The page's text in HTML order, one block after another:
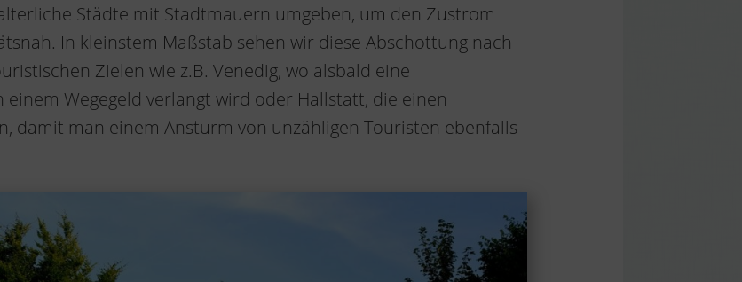
Städte mit Stadtmauern umgeben, um den Zustrom
In kleinstem Maßstab sehen wir diese Abschottung nach
Zielen wie z.B. Venedig, wo alsbald eine
Wegegeld verlangt wird oder Hallstatt, die einen
damit man einem Ansturm von unzähligen Touristen ebenfalls